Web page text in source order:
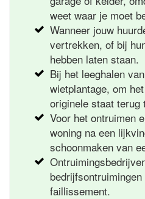
weet waar je moet
Wanneer jouw
vertrekken, of bij
hebben laten staan.
Bij het leeghalen
wietplantage, om
originele staat terug
Voor het ontruimen
woning na een
schoonmaken van
faillissement.